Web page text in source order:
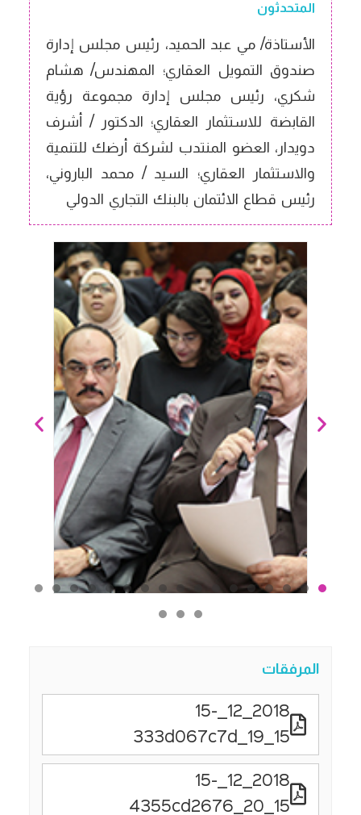
المتحدثون
الأستاذة/ مي عبد الحميد، رئيس مجلس إدارة
صندوق التمويل العقاري؛ المهندس/ هشام
شكري، رئيس مجلس إدارة مجموعة رؤية
القابضة للاستثمار العقاري؛ الدكتور / أشرف
دويدار، العضو المنتدب لشركة أرضك للتنمية
والاستثمار العقاري؛ السيد / محمد الباروني،
رئيس قطاع الائتمان بالبنك التجاري الدولي
المرفقات
2018_12_15-
15_19_333d067c7d
2018_12_15-
15_20_4355cd2676